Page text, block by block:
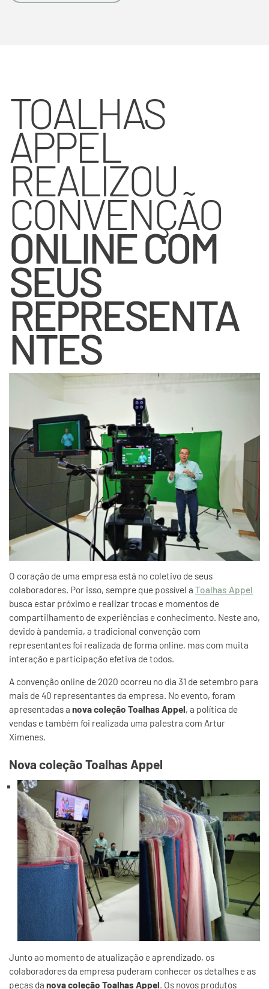
TOALHAS
APPEL
REALIZOU
CONVENÇÃO
ONLINE COM
SEUS
REPRESENTA
NTES
O coração de uma empresa está no coletivo de seus
colaboradores. Por isso, sempre que possível a Toalhas Appel
busca estar próximo e realizar trocas e momentos de
compartilhamento de experiências e conhecimento. Neste ano,
devido à pandemia, a tradicional convenção com
representantes foi realizada de forma online, mas com muita
interação e participação efetiva de todos.
A convenção online de 2020 ocorreu no dia 31 de setembro para
mais de 40 representantes da empresa. No evento, foram
apresentadas a nova coleção Toalhas Appel, a política de
vendas e também foi realizada uma palestra com Artur
Ximenes.
Nova coleção Toalhas Appel
Junto ao momento de atualização e aprendizado, os
colaboradores da empresa puderam conhecer os detalhes e as
peças da nova coleção Toalhas Appel. Os novos produtos